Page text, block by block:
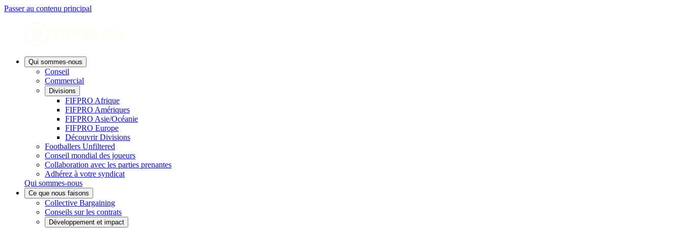
Passer au contenu principal
Qui sommes-nous
Conseil
Commercial
Divisions
FIFPRO Afrique
FIFPRO Amériques
FIFPRO Asie/Océanie
FIFPRO Europe
Découvrir Divisions
Footballers Unfiltered
Conseil mondial des joueurs
Collaboration avec les parties prenantes
Adhérez à votre syndicat
Qui sommes-nous
Ce que nous faisons
Collective Bargaining
Conseils sur les contrats
Développement et impact